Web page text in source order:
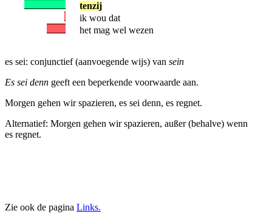
tenzij
ik wou dat
het mag wel wezen
es sei: conjunctief (aanvoegende wijs) van sein
Es sei denn geeft een beperkende voorwaarde aan.
Morgen gehen wir spazieren, es sei denn, es regnet.
Alternatief: Morgen gehen wir spazieren, außer (behalve) wenn
es regnet.
Zie ook de pagina Links.